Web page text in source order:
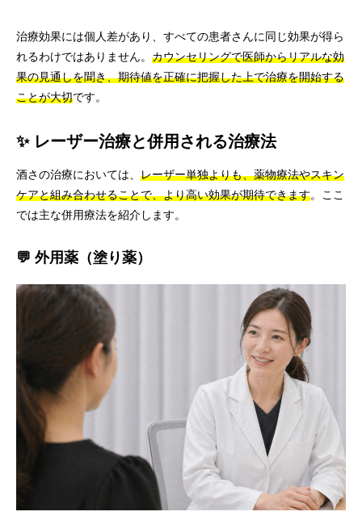
治療効果には個人差があり、すべての患者さんに同じ効果が得ら
れるわけではありません。 カウンセリングで医師からリアルな効
果の見通しを聞き、期待値を正確に把握した上で治療を開始する
ことが大切です。
✨ レーザー治療と併用される治療法
酒さの治療においては、 レーザー単独よりも、薬物療法やスキン
ケアと組み合わせることで、より高い効果が期待できます。ここ
では主な併用療法を紹介します。
💬 外用薬（塗り薬）